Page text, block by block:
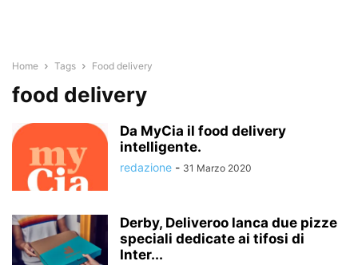
Home Tags Food delivery
food delivery
Da MyCia il food delivery
intelligente.
redazione - 31 Marzo 2020
Derby, Deliveroo lanca due pizze
speciali dedicate ai tifosi di
Inter...